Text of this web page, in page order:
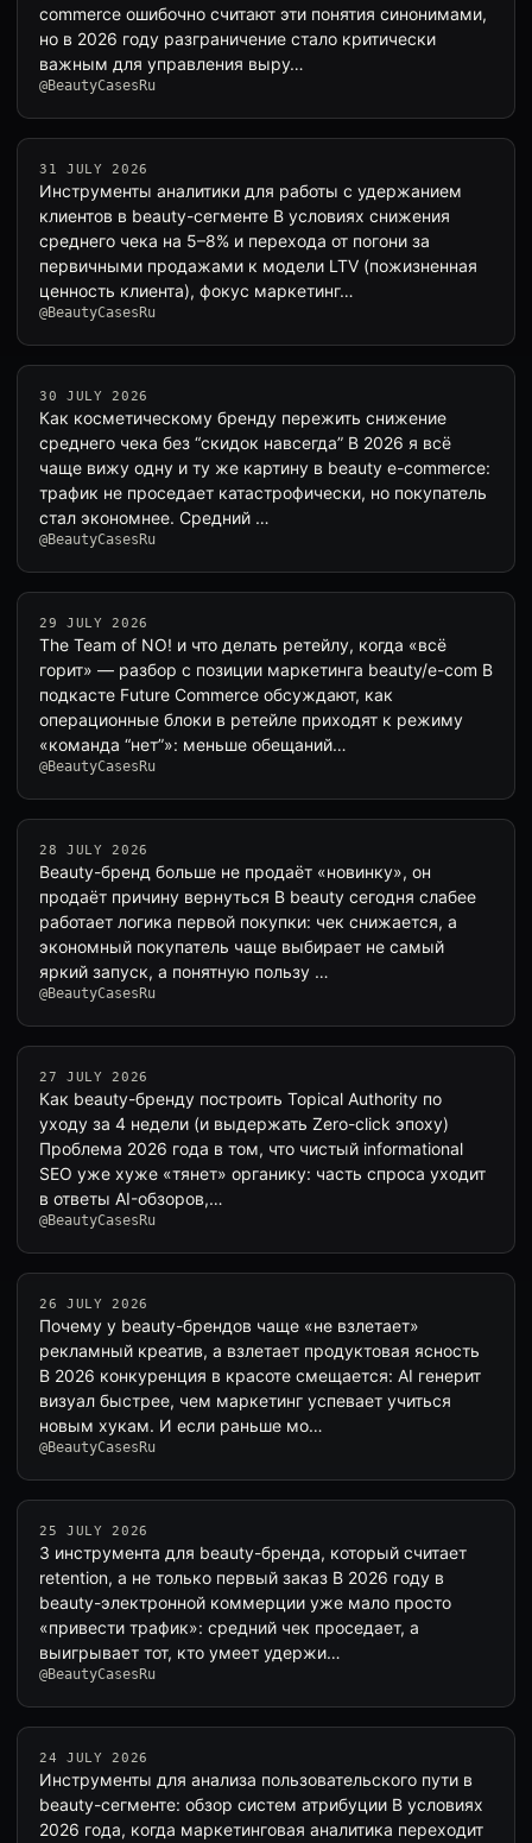
commerce ошибочно считают эти понятия синонимами,
но в 2026 году разграничение стало критически
важным для управления выру…
@BeautyCasesRu
31 JULY 2026
Инструменты аналитики для работы с удержанием
клиентов в beauty-сегменте В условиях снижения
среднего чека на 5–8% и перехода от погони за
первичными продажами к модели LTV (пожизненная
ценность клиента), фокус маркетинг…
@BeautyCasesRu
30 JULY 2026
Как косметическому бренду пережить снижение
среднего чека без “скидок навсегда” В 2026 я всё
чаще вижу одну и ту же картину в beauty e-commerce:
трафик не проседает катастрофически, но покупатель
стал экономнее. Средний …
@BeautyCasesRu
29 JULY 2026
The Team of NO! и что делать ретейлу, когда «всё
горит» — разбор с позиции маркетинга beauty/e-com В
подкасте Future Commerce обсуждают, как
операционные блоки в ретейле приходят к режиму
«команда “нет”»: меньше обещаний…
@BeautyCasesRu
28 JULY 2026
Beauty-бренд больше не продаёт «новинку», он
продаёт причину вернуться В beauty сегодня слабее
работает логика первой покупки: чек снижается, а
экономный покупатель чаще выбирает не самый
яркий запуск, а понятную пользу …
@BeautyCasesRu
27 JULY 2026
Как beauty-бренду построить Topical Authority по
уходу за 4 недели (и выдержать Zero-click эпоху)
Проблема 2026 года в том, что чистый informational
SEO уже хуже «тянет» органику: часть спроса уходит
в ответы AI-обзоров,…
@BeautyCasesRu
26 JULY 2026
Почему у beauty-брендов чаще «не взлетает»
рекламный креатив, а взлетает продуктовая ясность
В 2026 конкуренция в красоте смещается: AI генерит
визуал быстрее, чем маркетинг успевает учиться
новым хукам. И если раньше мо…
@BeautyCasesRu
25 JULY 2026
3 инструмента для beauty-бренда, который считает
retention, а не только первый заказ В 2026 году в
beauty-электронной коммерции уже мало просто
«привести трафик»: средний чек проседает, а
выигрывает тот, кто умеет удержи…
@BeautyCasesRu
24 JULY 2026
Инструменты для анализа пользовательского пути в
beauty-сегменте: обзор систем атрибуции В условиях
2026 года, когда маркетинговая аналитика переходит